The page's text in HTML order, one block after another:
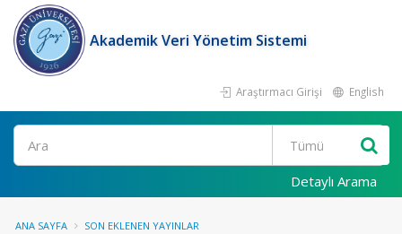
Akademik Veri Yönetim Sistemi
Araştırmacı Girişi English
Ara
Detaylı Arama
ANA SAYFA SON EKLENEN YAYINLAR